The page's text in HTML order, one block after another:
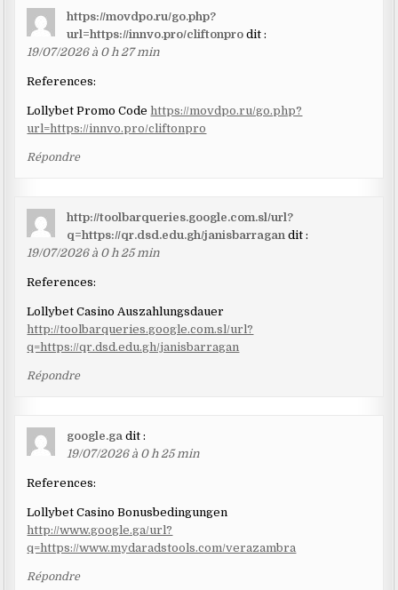
https://movdpo.ru/go.php?
url=https://innvo.pro/cliftonpro dit :
19/07/2026 à 0 h 27 min
References:
Lollybet Promo Codehttps://movdpo.ru/go.php?
url=https://innvo.pro/cliftonpro
Répondre
http://toolbarqueries.google.com.sl/url?
q=https://qr.dsd.edu.gh/janisbarragan dit :
19/07/2026 à 0 h 25 min
References:
Lollybet Casino Auszahlungsdauer
http://toolbarqueries.google.com.sl/url?
q=https://qr.dsd.edu.gh/janisbarragan
Répondre
google.ga dit :
19/07/2026 à 0 h 25 min
References:
Lollybet Casino Bonusbedingungen
http://www.google.ga/url?
q=https://www.mydaradstools.com/verazambra
Répondre